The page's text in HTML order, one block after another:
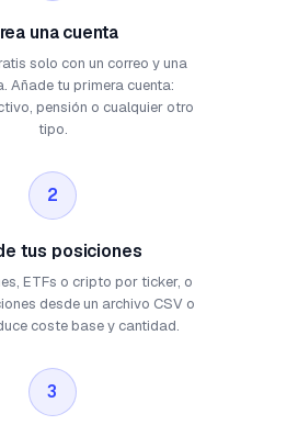
una cuenta
solo con un correo y una
Añade tu primera cuenta:
pensión o cualquier otro
tipo.
2
tus posiciones
ETFs o cripto por ticker, o
desde un archivo CSV o
coste base y cantidad.
3